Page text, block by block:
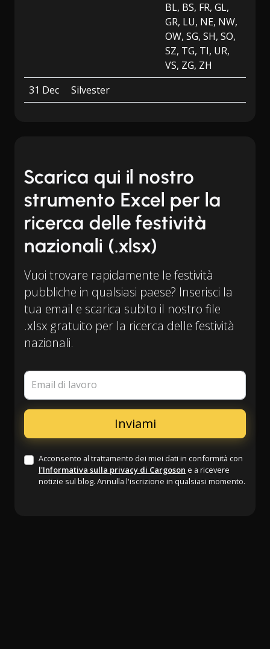
BL, BS, FR, GL,
GR, LU, NE, NW,
OW, SG, SH, SO,
SZ, TG, TI, UR,
VS, ZG, ZH
31 Dec
Silvester
Scarica qui il nostro
strumento Excel per la
ricerca delle festività
nazionali (.xlsx)
Vuoi trovare rapidamente le festività
pubbliche in qualsiasi paese? Inserisci la
tua email e scarica subito il nostro file
.xlsx gratuito per la ricerca delle festività
nazionali.
Email di lavoro
Acconsento al trattamento dei miei dati in conformità con
l'Informativa sulla privacy di Cargoson e a ricevere
notizie sul blog. Annulla l'iscrizione in qualsiasi momento.